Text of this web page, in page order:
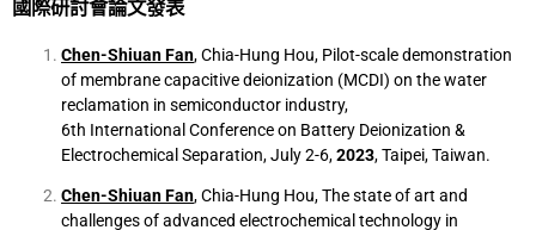
國際研討會論文發表
Chen-Shiuan Fan, Chia-Hung Hou, Pilot-scale demonstration
of membrane capacitive deionization (MCDI) on the water
reclamation in semiconductor industry,
6th International Conference on Battery Deionization &
Electrochemical Separation, July 2-6,2023, Taipei, Taiwan.
Chen-Shiuan Fan, Chia-Hung Hou, The state of art and
challenges of advanced electrochemical technology in